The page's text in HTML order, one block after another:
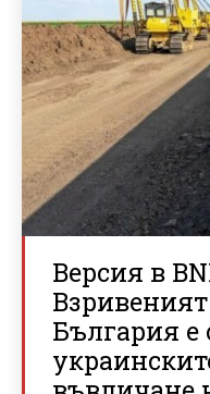
Версия в
България е